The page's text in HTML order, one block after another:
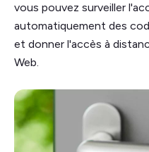
vous pouvez surveiller
automatiquement des
et donner l'accès à
Web.